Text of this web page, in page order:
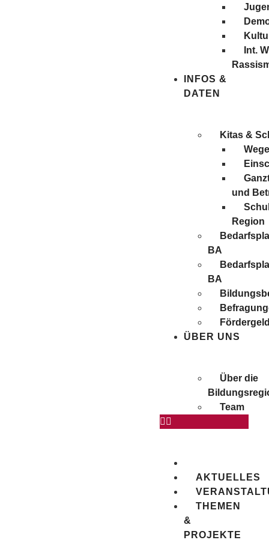
Int.
INFOS &
DATEN
Kitas &
und
Region
BA
BA
ÜBER UNS
Über die
Team
AKTUELLES
THEMEN
&
PROJEKTE